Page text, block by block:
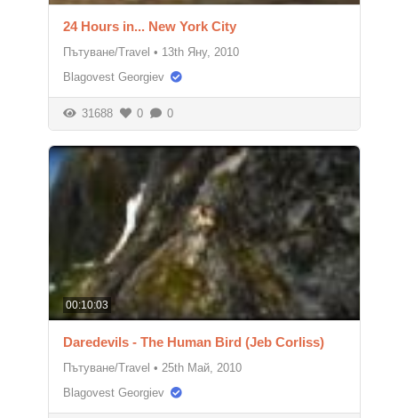
24 Hours in... New York City
Пътуване/Travel • 13th Яну, 2010
Blagovest Georgiev
31688 0 0
00:10:03
Daredevils - The Human Bird (Jeb Corliss)
Пътуване/Travel • 25th Май, 2010
Blagovest Georgiev